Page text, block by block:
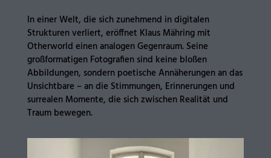
In einer Welt, die sich zunehmend in digitalen
Strukturen verliert, eröffnet Klaus Mähring mit
Otherworld einen analogen Gegenraum. Seine
großformatigen Fotografien sind keine bloßen
Abbildungen, sondern poetische Annäherungen an das
Unsichtbare – an die Stimmungen, Erinnerungen und
surrealen Momente, die sich zwischen Realität und
Traum bewegen.